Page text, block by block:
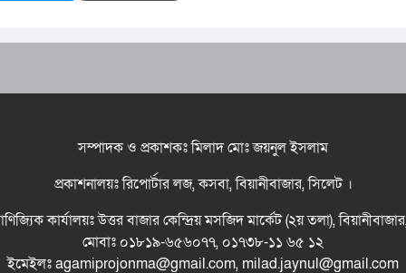
সম্পাদক ও প্রকাশকঃ মিলাদ মোঃ জয়নুল ইসলাম
প্রকাশনালয়ঃ রিপোর্টার লজ, কসবা, বিয়ানীবাজার, সিলেট ।
কার্যালয়ঃ উত্তর বাজার কেন্দ্রিয় মসজিদ মার্কেট (২য় তলা),
মোবাঃ ০১৮১৯-৬৫৬০৭৭, ০১৭৩৮-১১ ৬৫ ১২
ইমেইলঃ agamiprojonma@gmail.com, milad.jaynul@gmail.com